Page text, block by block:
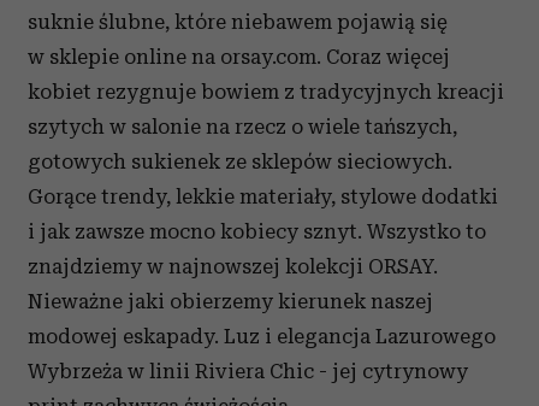
suknie ślubne, które niebawem pojawią się
w sklepie online na orsay.com. Coraz więcej
kobiet rezygnuje bowiem z tradycyjnych kreacji
szytych w salonie na rzecz o wiele tańszych,
gotowych sukienek ze sklepów sieciowych.
Gorące trendy, lekkie materiały, stylowe dodatki
i jak zawsze mocno kobiecy sznyt. Wszystko to
znajdziemy w najnowszej kolekcji ORSAY.
Nieważne jaki obierzemy kierunek naszej
modowej eskapady. Luz i elegancja Lazurowego
Wybrzeża w linii Riviera Chic - jej cytrynowy